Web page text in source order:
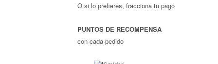
O si lo prefieres, fracciona tu pago
PUNTOS DE RECOMPENSA
con cada pedido